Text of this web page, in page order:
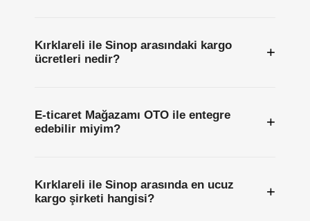
Kırklareli ile Sinop arasındaki kargo
ücretleri nedir?
+
E-ticaret Mağazamı OTO ile entegre
edebilir miyim?
+
Kırklareli ile Sinop arasında en ucuz
kargo şirketi hangisi?
+